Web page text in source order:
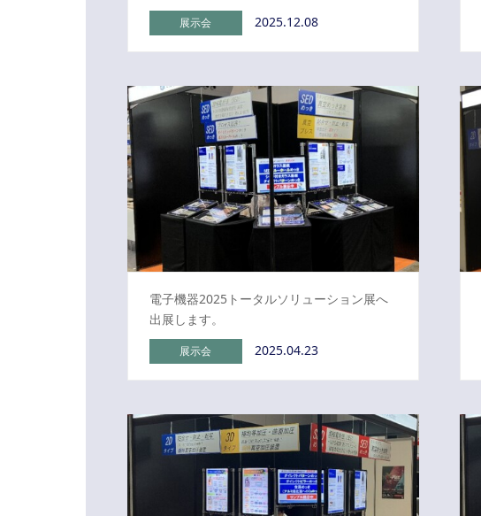
展示会 2025.12.08
電子機器2025トータルソリューション展へ
出展します。
展示会 2025.04.23